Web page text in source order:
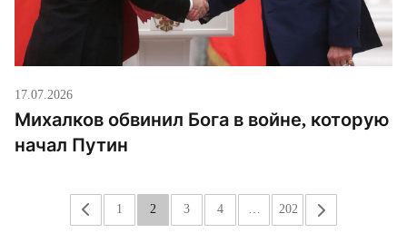
17.07.2026
Михалков обвинил Бога в войне, которую
начал Путин
« 1 2 3 4 … 202 »